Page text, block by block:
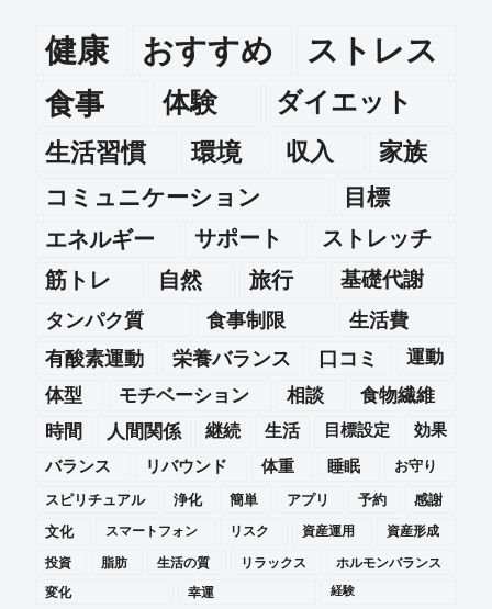
健康 おすすめ ストレス
食事 体験
ダイエット
生活習慣
環境 収入 家族
コミュニケーション
目標
エネルギー
サポート
ストレッチ
筋トレ
自然 旅行 基礎代謝
タンパク質 食事制限
生活費
有酸素運動
栄養バランス 口コミ
運動
体型
モチベーション 相談
食物繊維
時間
人間関係 継続 生活 目標設定
効果
バランス
リバウンド 体重 睡眠
お守り
スピリチュアル
浄化 簡単 アプリ 予約
感謝
文化
スマートフォン リスク 資産運用
資産形成
投資
脂肪 生活の質 リラックス
ホルモンバランス
変化
幸運 経験